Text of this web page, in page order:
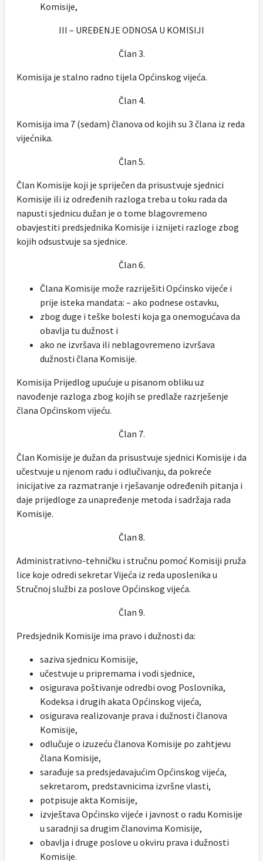
Komisije,
III – UREÐENJE ODNOSA U KOMISIJI
Član 3.
Komisija je stalno radno tijela Općinskog vijeća.
Član 4.
Komisija ima 7 (sedam) članova od kojih su 3 člana iz reda
vijećnika.
Član 5.
Član Komisije koji je spriječen da prisustvuje sjednici
Komisije ili iz određenih razloga treba u toku rada da
napusti sjednicu dužan je o tome blagovremeno
obavjestiti predsjednika Komisije i iznijeti razloge zbog
kojih odsustvuje sa sjednice.
Član 6.
Člana Komisije može razriješiti Općinsko vijeće i
prije isteka mandata: – ako podnese ostavku,
zbog duge i teške bolesti koja ga onemogućava da
obavlja tu dužnost i
ako ne izvršava ili neblagovremeno izvršava
dužnosti člana Komisije.
Komisija Prijedlog upućuje u pisanom obliku uz
navođenje razloga zbog kojih se predlaže razrješenje
člana Općinskom vijeću.
Član 7.
Član Komisije je dužan da prisustvuje sjednici Komisije i da
učestvuje u njenom radu i odlučivanju, da pokreće
inicijative za razmatranje i rješavanje određenih pitanja i
daje prijedloge za unapređenje metoda i sadržaja rada
Komisije.
Član 8.
Administrativno-tehničku i stručnu pomoć Komisiji pruža
lice koje odredi sekretar Vijeća iz reda uposlenika u
Stručnoj službi za poslove Općinskog vijeća.
Član 9.
Predsjednik Komisije ima pravo i dužnosti da:
saziva sjednicu Komisije,
učestvuje u pripremama i vodi sjednice,
osigurava poštivanje odredbi ovog Poslovnika,
Kodeksa i drugih akata Općinskog vijeća,
osigurava realizovanje prava i dužnosti članova
Komisije,
odlučuje o izuzeću članova Komisije po zahtjevu
člana Komisije,
sarađuje sa predsjedavajućim Općinskog vijeća,
sekretarom, predstavnicima izvršne vlasti,
potpisuje akta Komisije,
izvještava Općinsko vijeće i javnost o radu Komisije
u saradnji sa drugim članovima Komisije,
obavlja i druge poslove u okviru prava i dužnosti
Komisije.